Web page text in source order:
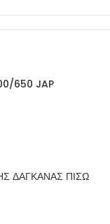
650 JAP
ΔΑΓΚΑΝΑΣ ΠΙΣΩ